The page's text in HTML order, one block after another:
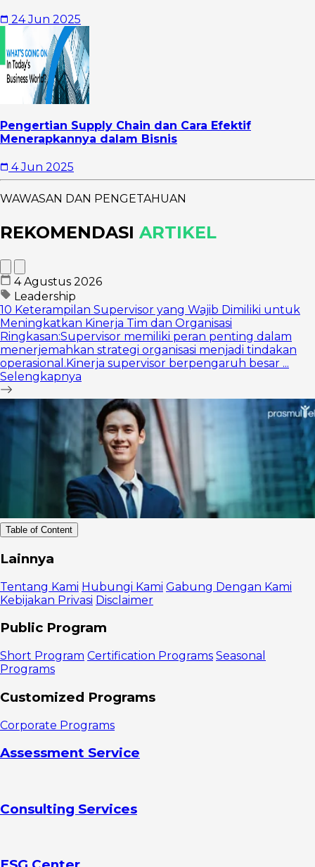
24 Jun 2025
Pengertian Supply Chain dan Cara Efektif
Menerapkannya dalam Bisnis
4 Jun 2025
WAWASAN DAN PENGETAHUAN
REKOMENDASI ARTIKEL
4 Agustus 2026
Leadership
10 Keterampilan Supervisor yang Wajib Dimiliki untuk
Meningkatkan Kinerja Tim dan Organisasi
Ringkasan:Supervisor memiliki peran penting dalam
menerjemahkan strategi organisasi menjadi tindakan
operasional.Kinerja supervisor berpengaruh besar ...
Selengkapnya
Table of Content
Gap
Kompetensi
yang Sering
Dihadapi di
Divisi Supply
Chain
Kurangnya
Kemampuan
Data Analytics
dan
Penguasaan
Teknologi
Minimnya
End-to-End
Forecasting
Kemampuan
Lainnya
Tentang Kami Hubungi Kami Gabung Dengan Kami
Kebijakan Privasi Disclaimer
Public Program
Short Program Certification Programs Seasonal
Programs
Customized Programs
Corporate Programs
Assessment Service
Consulting Services